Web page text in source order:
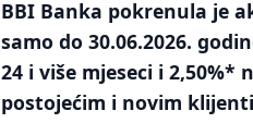
BBI Banka pokrenula je
samo do 30.06.2026.
24 i više mjeseci i 2,50%*
postojećim i novim